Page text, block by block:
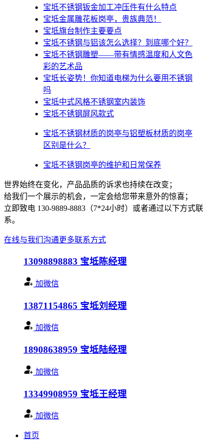
宝坻不锈钢钣金加工冲压件有什么特点
宝坻金属雕花板岗亭，贵族典范！
宝坻旗台制作主要要点
宝坻不锈钢与铝该怎么选择？到底哪个好？
宝坻不锈钢雕塑——带有情感温度和人文色
彩的艺术品
宝坻​长姿势！你知道电梯为什么要用不锈钢
吗
宝坻中式风格不锈钢室内装饰
宝坻不锈钢屏风款式
宝坻不锈钢材质的岗亭与铝塑板材质的岗亭
区别是什么？
宝坻不锈钢岗亭的维护和日常保养
世界始终在变化，产品品质的诉求也持续在改变；
给我们一个展示的机会，一定会给您带来意外的惊喜；
立即致电 130-9889-8883（7*24小时）或者通过以下方式联
系。
在线与我们沟通更多联系方式
13098898883 宝坻陈经理
加微信
13871154865 宝坻刘经理
加微信
18908638959 宝坻陆经理
加微信
13349908959 宝坻王经理
加微信
首页